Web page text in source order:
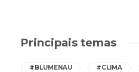
Principais temas
#BLUMENAU #CLIMA